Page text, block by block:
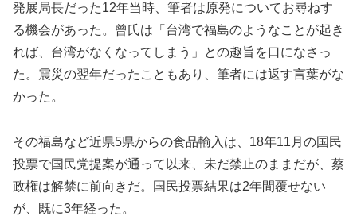
発展局長だった12年当時、筆者は原発についてお尋ねす
る機会があった。曾氏は「台湾で福島のようなことが起き
れば、台湾がなくなってしまう」との趣旨を口になさっ
た。震災の翌年だったこともあり、筆者には返す言葉がな
かった。
その福島など近県5県からの食品輸入は、18年11月の国民
投票で国民党提案が通って以来、未だ禁止のままだが、蔡
政権は解禁に前向きだ。国民投票結果は2年間覆せない
が、既に3年経った。